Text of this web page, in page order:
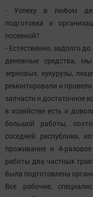
- Успеху в любом
подготовка и
посевной?
- Естественно, задолго
денежные средства,
зерновых, кукурузы,
ремонтировали и
запчасти и достаточное
в хозяйстве есть и
большой работы,
соседней республики,
проживание и 4-
работы два частных
была подготовлена
Все рабочие,